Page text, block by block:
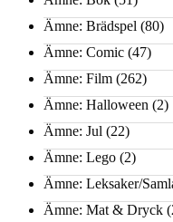
Ämne: Brädspel (80)
Ämne: Comic (47)
Ämne: Film (262)
Ämne: Halloween (2)
Ämne: Jul (22)
Ämne: Lego (2)
Ämne: Leksaker/
Ämne: Mat & Dryck